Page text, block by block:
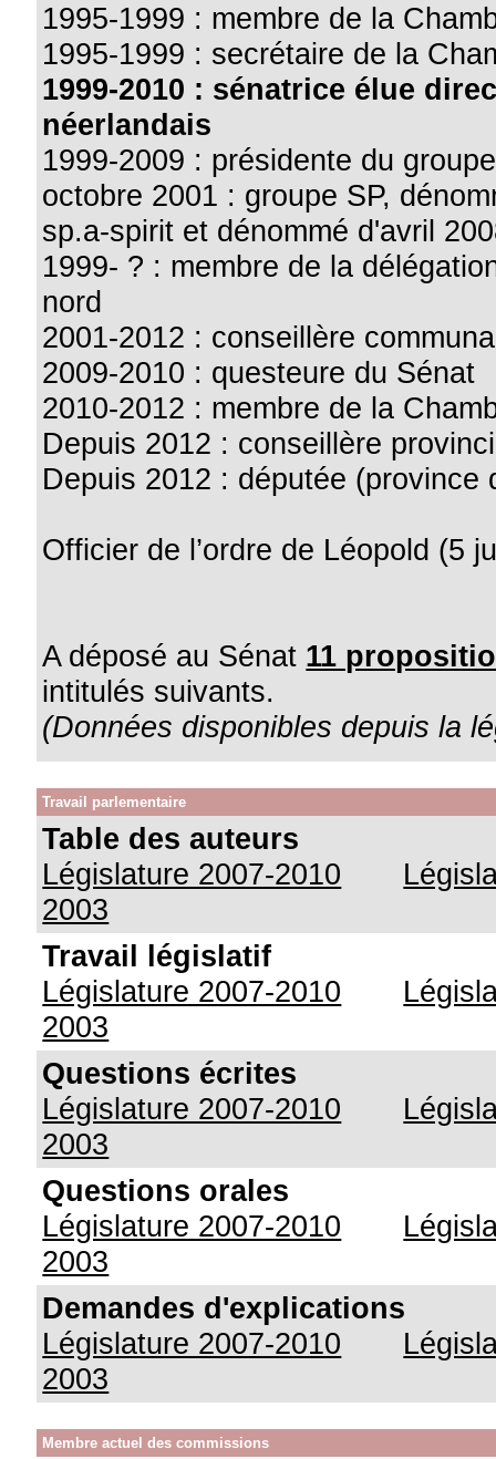
1995-1999 : membre de la
1995-1999 : secrétaire de la
1999-2010 : sénatrice élue
néerlandais
1999-2009 : présidente du
octobre 2001 : groupe SP,
sp.a-spirit et dénommé d'avril
1999- ? : membre de la
nord
2001-2012 : conseillère
2009-2010 : questeure du Sénat
2010-2012 : membre de la
Depuis 2012 : conseillère
Depuis 2012 : députée (province
Officier de l’ordre de Léopold (5
A déposé au Sénat 11
intitulés suivants.
(Données disponibles depuis la
Travail parlementaire
Table des auteurs
Législature 2007-2010
2003
Travail législatif
Législature 2007-2010
2003
Questions écrites
Législature 2007-2010
2003
Questions orales
Législature 2007-2010
2003
Demandes d'explications
Législature 2007-2010
2003
Membre actuel des commissions